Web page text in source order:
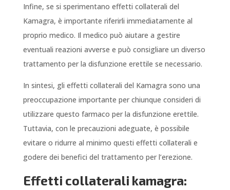
Infine, se si sperimentano effetti collaterali del
Kamagra, è importante riferirli immediatamente al
proprio medico. Il medico può aiutare a gestire
eventuali reazioni avverse e può consigliare un diverso
trattamento per la disfunzione erettile se necessario.
In sintesi, gli effetti collaterali del Kamagra sono una
preoccupazione importante per chiunque consideri di
utilizzare questo farmaco per la disfunzione erettile.
Tuttavia, con le precauzioni adeguate, è possibile
evitare o ridurre al minimo questi effetti collaterali e
godere dei benefici del trattamento per l’erezione.
Effetti collaterali kamagra: